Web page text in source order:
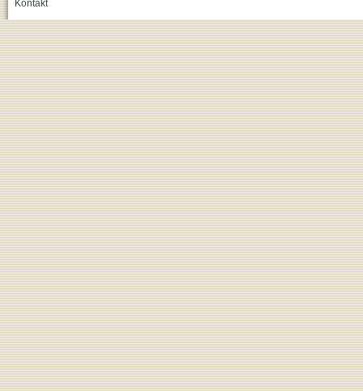
Kontakt